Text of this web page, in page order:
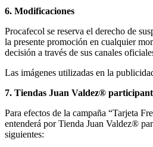
6. Modificaciones
Procafecol se reserva el derecho de
la presente promoción en cualquier
decisión a través de sus canales
Las imágenes utilizadas en la
7. Tiendas Juan Valdez®
Para efectos de la campaña “Tarjeta
entenderá por Tienda Juan Valdez®
siguientes: